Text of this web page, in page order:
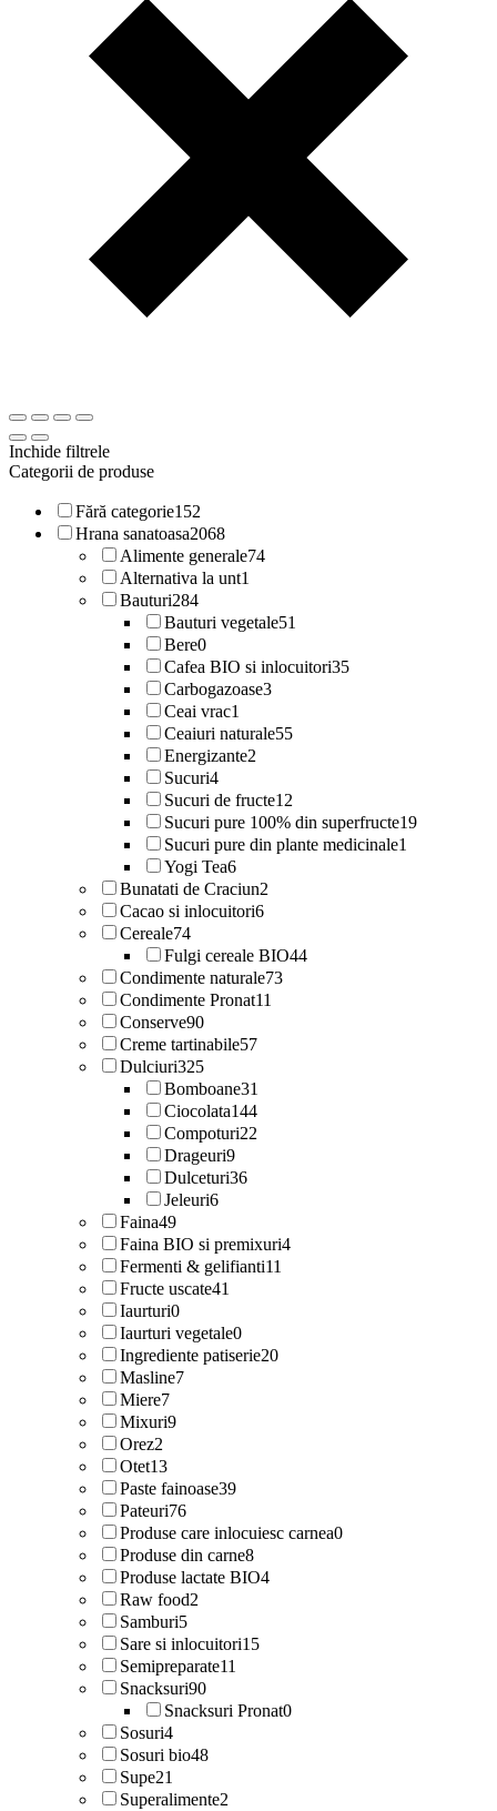
Inchide filtrele
Categorii de produse
Fără categorie152
Hrana sanatoasa2068
Alimente generale74
Alternativa la unt1
Bauturi284
Bauturi vegetale51
Bere0
Cafea BIO si inlocuitori35
Carbogazoase3
Ceai vrac1
Ceaiuri naturale55
Energizante2
Sucuri4
Sucuri de fructe12
Sucuri pure 100% din superfructe19
Sucuri pure din plante medicinale1
Yogi Tea6
Bunatati de Craciun2
Cacao si inlocuitori6
Cereale74
Fulgi cereale BIO44
Condimente naturale73
Condimente Pronat11
Conserve90
Creme tartinabile57
Dulciuri325
Bomboane31
Ciocolata144
Compoturi22
Drageuri9
Dulceturi36
Jeleuri6
Faina49
Faina BIO si premixuri4
Fermenti & gelifianti11
Fructe uscate41
Iaurturi0
Iaurturi vegetale0
Ingrediente patiserie20
Masline7
Miere7
Mixuri9
Orez2
Otet13
Paste fainoase39
Pateuri76
Produse care inlocuiesc carnea0
Produse din carne8
Produse lactate BIO4
Raw food2
Samburi5
Sare si inlocuitori15
Semipreparate11
Snacksuri90
Snacksuri Pronat0
Sosuri4
Sosuri bio48
Supe21
Superalimente2